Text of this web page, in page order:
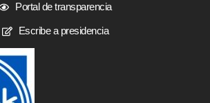
Portal de transparencia
Escribe a presidencia